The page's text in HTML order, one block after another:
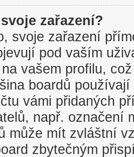
zařazení?
svoje zařazení
pod vaším
vašem profilu,
boardů
vámi přidaných
např. označení
může mít zvláštní
zbytečným